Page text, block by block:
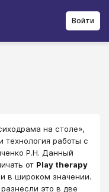
Войти
на столе»,
технология работы с
Р.Н. Данный
от Play therapy
в широком значении.
это в две